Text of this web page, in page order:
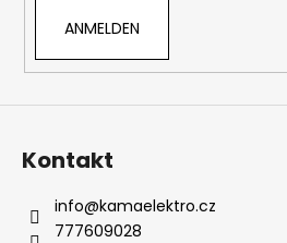
r
ANMELDEN
Kontakt
info@kamaelektro.cz
777609028